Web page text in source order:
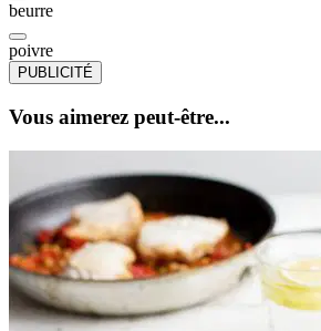
beurre
poivre
PUBLICITÉ
Vous aimerez peut-être...